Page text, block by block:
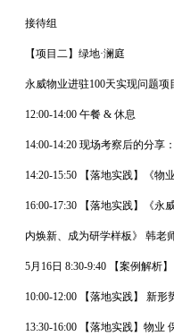
接待组
【项目二】绿地·澜庭
永威物业进驻100天实现问题
12:00-14:00 午餐 & 休息
14:00-14:20 现场考察后的分享
14:20-15:50 【落地实践】《
16:00-17:30 【落地实践】《永
内焕新、成为研学样板》 韩老
5月16日 8:30-9:40 【案例解析
10:00-12:00 【落地实践】 新
13:30-16:00 【落地实践】物业